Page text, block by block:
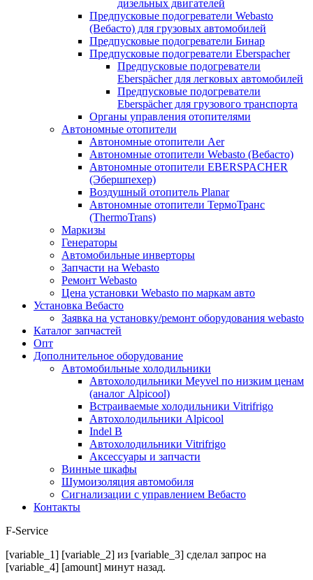
дизельных двигателей
Предпусковые подогреватели Webasto
(Вебасто) для грузовых автомобилей
Предпусковые подогреватели Бинар
Предпусковые подогреватели Eberspacher
Предпусковые подогреватели
Eberspächer для легковых автомобилей
Предпусковые подогреватели
Eberspächer для грузового транспорта
Органы управления отопителями
Автономные отопители
Автономные отопители Аer
Автономные отопители Webasto (Вебасто)
Автономные отопители EBERSPACHER
(Эбершпехер)
Воздушный отопитель Planar
Автономные отопители ТермоТранс
(ThermoTrans)
Маркизы
Генераторы
Автомобильные инверторы
Запчасти на Webasto
Ремонт Webasto
Цена установки Webasto по маркам авто
Установка Вебасто
Заявка на установку/ремонт оборудования webasto
Каталог запчастей
Опт
Дополнительное оборудование
Автомобильные холодильники
Автохолодильники Meyvel по низким ценам
(аналог Alpicool)
Встраиваемые холодильники Vitrifrigo
Автохолодильники Alpicool
Indel B
Автохолодильники Vitrifrigo
Аксессуары и запчасти
Винные шкафы
Шумоизоляция автомобиля
Сигнализации с управлением Вебасто
Контакты
F-Service
[variable_1] [variable_2] из [variable_3] сделал запрос на
[variable_4] [amount] минут назад.